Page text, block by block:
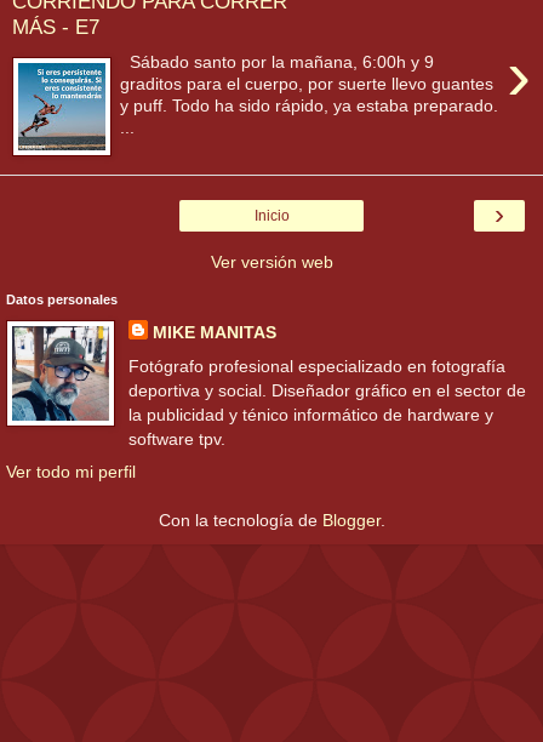
MÁS - E7
›
Sábado santo por la mañana, 6:00h y 9
graditos para el cuerpo, por suerte llevo guantes
y puff. Todo ha sido rápido, ya estaba preparado.
›
Inicio
Ver versión web
Datos personales
MIKE MANITAS
Fotógrafo profesional especializado en fotografía
deportiva y social. Diseñador gráfico en el sector de
la publicidad y ténico informático de hardware y
software tpv.
Ver todo mi perfil
Con la tecnología de Blogger.